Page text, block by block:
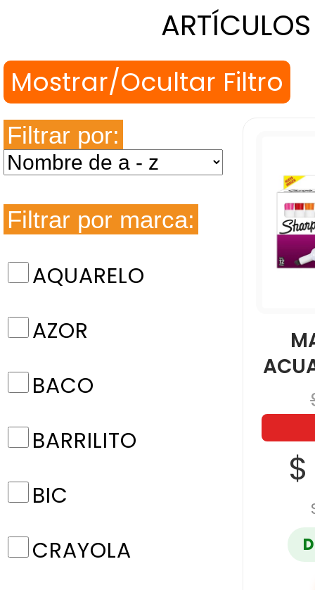
Filtrar por:
Filtrar por marca:
AQUARELO
AZOR
BACO
BARRILITO
BIC
CRAYOLA